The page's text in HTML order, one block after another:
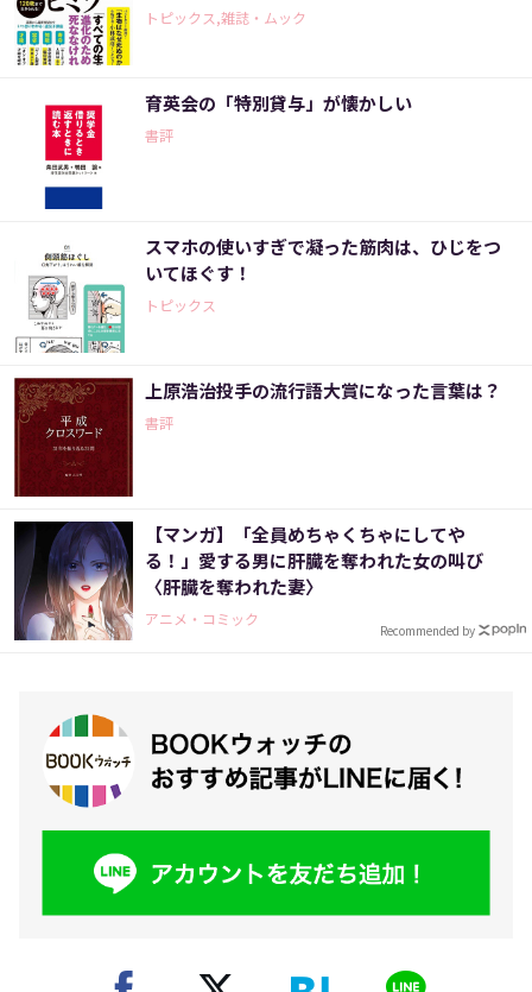
トピックス,雑誌・ムック
育英会の「特別貸与」が懐かしい
書評
スマホの使いすぎで凝った筋肉は、ひじをつ
いてほぐす！
トピックス
上原浩治投手の流行語大賞になった言葉は？
書評
【マンガ】「全員めちゃくちゃにしてや
る！」愛する男に肝臓を奪われた女の叫び
〈肝臓を奪われた妻〉
アニメ・コミック
Recommended by